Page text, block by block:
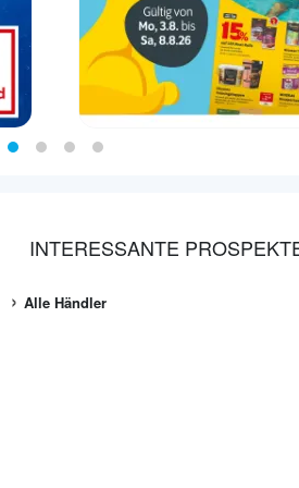
INTERESSANTE
Alle Händler